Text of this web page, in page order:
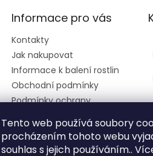
Tento web používá soubory
procházením tohoto webu
souhlas s jejich používáním..
Informace pro vás
Kontakty
Jak nakupovat
Informace k balení rostlin
Obchodní podmínky
Podmínky ochrany
Ústřední kontrolní a
zkušební ústav
zemědělský